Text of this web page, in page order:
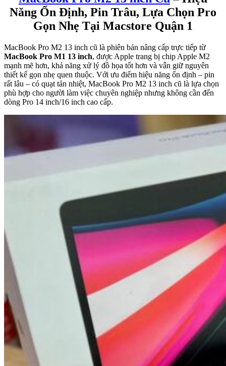
Năng Ổn Định, Pin Trâu, Lựa Chọn Pro
Gọn Nhẹ Tại Macstore Quận 1
MacBook Pro M2 13 inch cũ là phiên bản nâng cấp trực tiếp từ
MacBook Pro M1 13 inch, được Apple trang bị chip Apple M2
mạnh mẽ hơn, khả năng xử lý đồ họa tốt hơn và vẫn giữ nguyên
thiết kế gọn nhẹ quen thuộc. Với ưu điểm hiệu năng ổn định – pin
rất lâu – có quạt tản nhiệt, MacBook Pro M2 13 inch cũ là lựa chọn
phù hợp cho người làm việc chuyên nghiệp nhưng không cần đến
dòng Pro 14 inch/16 inch cao cấp.